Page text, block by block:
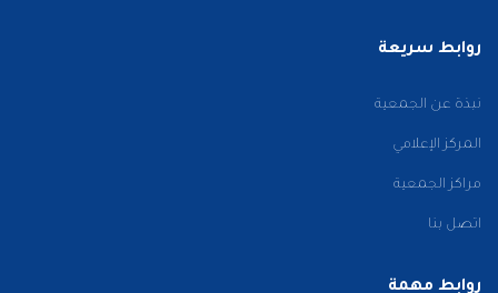
روابط سريعة
نبذة عن الجمعية
المركز الإعلامي
مراكز الجمعية
اتصل بنا
روابط مهمة